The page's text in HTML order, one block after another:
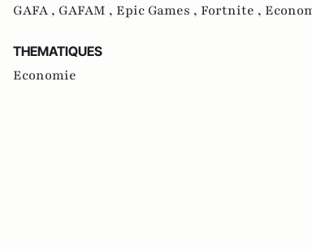
GAFA , GAFAM , Epic Games , Fortnite ,
THEMATIQUES
Economie